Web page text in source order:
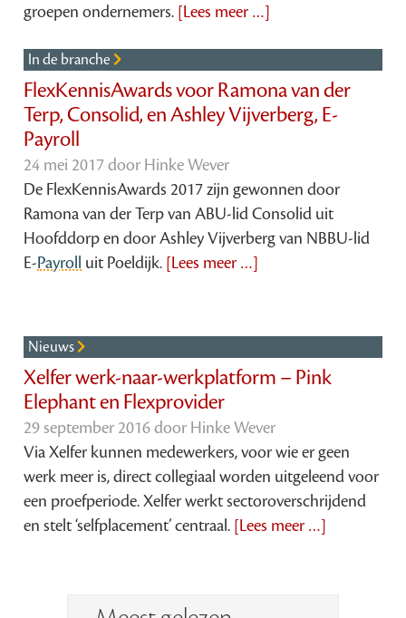
groepen ondernemers. [Lees meer …]
In de branche
FlexKennisAwards voor Ramona van der
Terp, Consolid, en Ashley Vijverberg, E-
Payroll
24 mei 2017 door Hinke Wever
De FlexKennisAwards 2017 zijn gewonnen door
Ramona van der Terp van ABU-lid Consolid uit
Hoofddorp en door Ashley Vijverberg van NBBU-lid
E-Payroll uit Poeldijk. [Lees meer …]
Nieuws
Xelfer werk-naar-werkplatform – Pink
Elephant en Flexprovider
29 september 2016 door Hinke Wever
Via Xelfer kunnen medewerkers, voor wie er geen
werk meer is, direct collegiaal worden uitgeleend voor
een proefperiode. Xelfer werkt sectoroverschrijdend
en stelt ‘selfplacement’ centraal. [Lees meer …]